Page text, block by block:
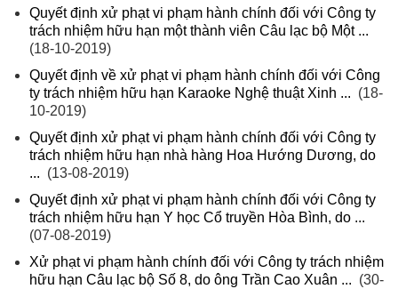
Quyết định xử phạt vi phạm hành chính đối với Công ty
trách nhiệm hữu hạn một thành viên Câu lạc bộ Một ...
(18-10-2019)
Quyết định về xử phạt vi phạm hành chính đối với Công
ty trách nhiệm hữu hạn Karaoke Nghệ thuật Xinh ... (18-
10-2019)
Quyết định xử phạt vi phạm hành chính đối với Công ty
trách nhiệm hữu hạn nhà hàng Hoa Hướng Dương, do
... (13-08-2019)
Quyết định xử phạt vi phạm hành chính đối với Công ty
trách nhiệm hữu hạn Y học Cổ truyền Hòa Bình, do ...
(07-08-2019)
Xử phạt vi phạm hành chính đối với Công ty trách nhiệm
hữu hạn Câu lạc bộ Số 8, do ông Trần Cao Xuân ... (30-